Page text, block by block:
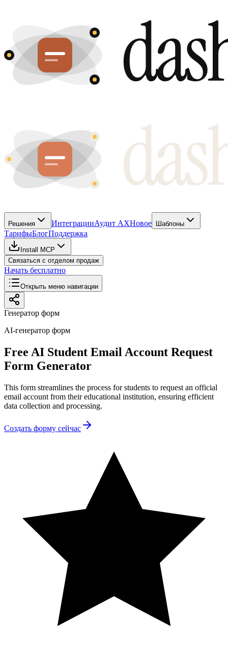
Решения ИнтеграцииАудит AXНовое Шаблоны
ТарифыБлогПоддержка
Install MCP
Связаться с отделом продаж
Начать бесплатно
Открыть меню навигации
Генератор форм
AI-генератор форм
Free AI Student Email Account Request
Form Generator
This form streamlines the process for students to request an official
email account from their educational institution, ensuring efficient
data collection and processing.
Создать форму сейчас